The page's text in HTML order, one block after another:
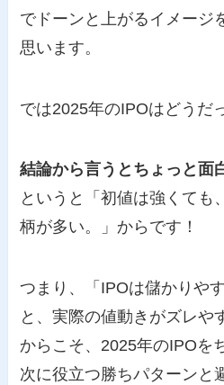
でドーンと上がるイメージ
思います。
では2025年のIPOはどうだ
結論から言うとちょっと面
というと「初値は強くても
柄が多い。」からです！
つまり、「IPOは儲かりや
と、実際の値動きがズレや
からこそ、2025年のIPOを
次に役立つ勝ちパターンと